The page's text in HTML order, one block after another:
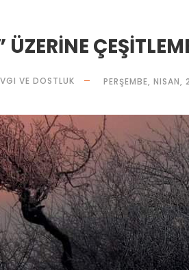
ÜZERİNE
VE DOSTLUK PERŞEMBE, NISAN,